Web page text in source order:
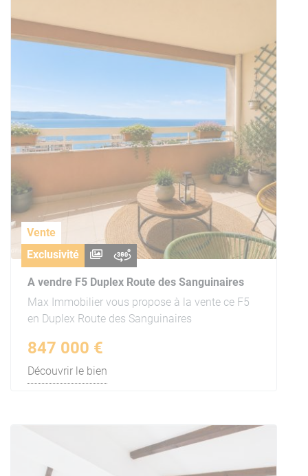
Vente
Exclusivité
A vendre F5 Duplex Route des Sanguinaires
Max Immobilier vous propose à la vente ce F5
en Duplex Route des Sanguinaires
847 000 €
Découvrir le bien